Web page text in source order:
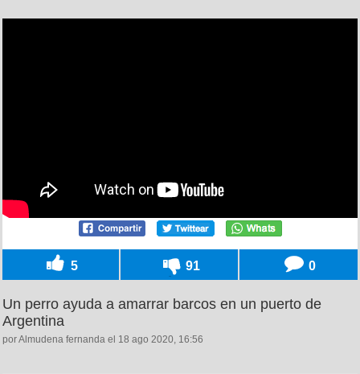
5 91 0
Un perro ayuda a amarrar barcos en un puerto de
Argentina
por Almudena fernanda el 18 ago 2020, 16:56